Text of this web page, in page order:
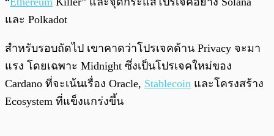
และ Polkadot
สำหรับรอบถัดไป เขาคาดว่าโปรเจคด้าน Privacy จะมา
แรง โดยเฉพาะ Midnight ซึ่งเป็นโปรเจคใหม่ของ
Cardano ที่จะเน้นเรื่อง Oracle, Stablecoin และโครงสร้าง
Ecosystem ที่แข็งแกร่งขึ้น